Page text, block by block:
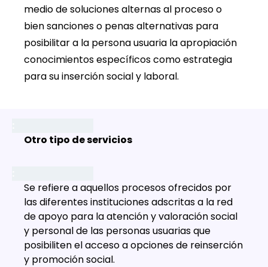
medio de soluciones alternas al proceso o
bien sanciones o penas alternativas para
posibilitar a la persona usuaria la apropiación
conocimientos específicos como estrategia
para su inserción social y laboral.
Otro tipo de servicios
Se refiere a aquellos procesos ofrecidos por
las diferentes instituciones adscritas a la red
de apoyo para la atención y valoración social
y personal de las personas usuarias que
posibiliten el acceso a opciones de reinserción
y promoción social.